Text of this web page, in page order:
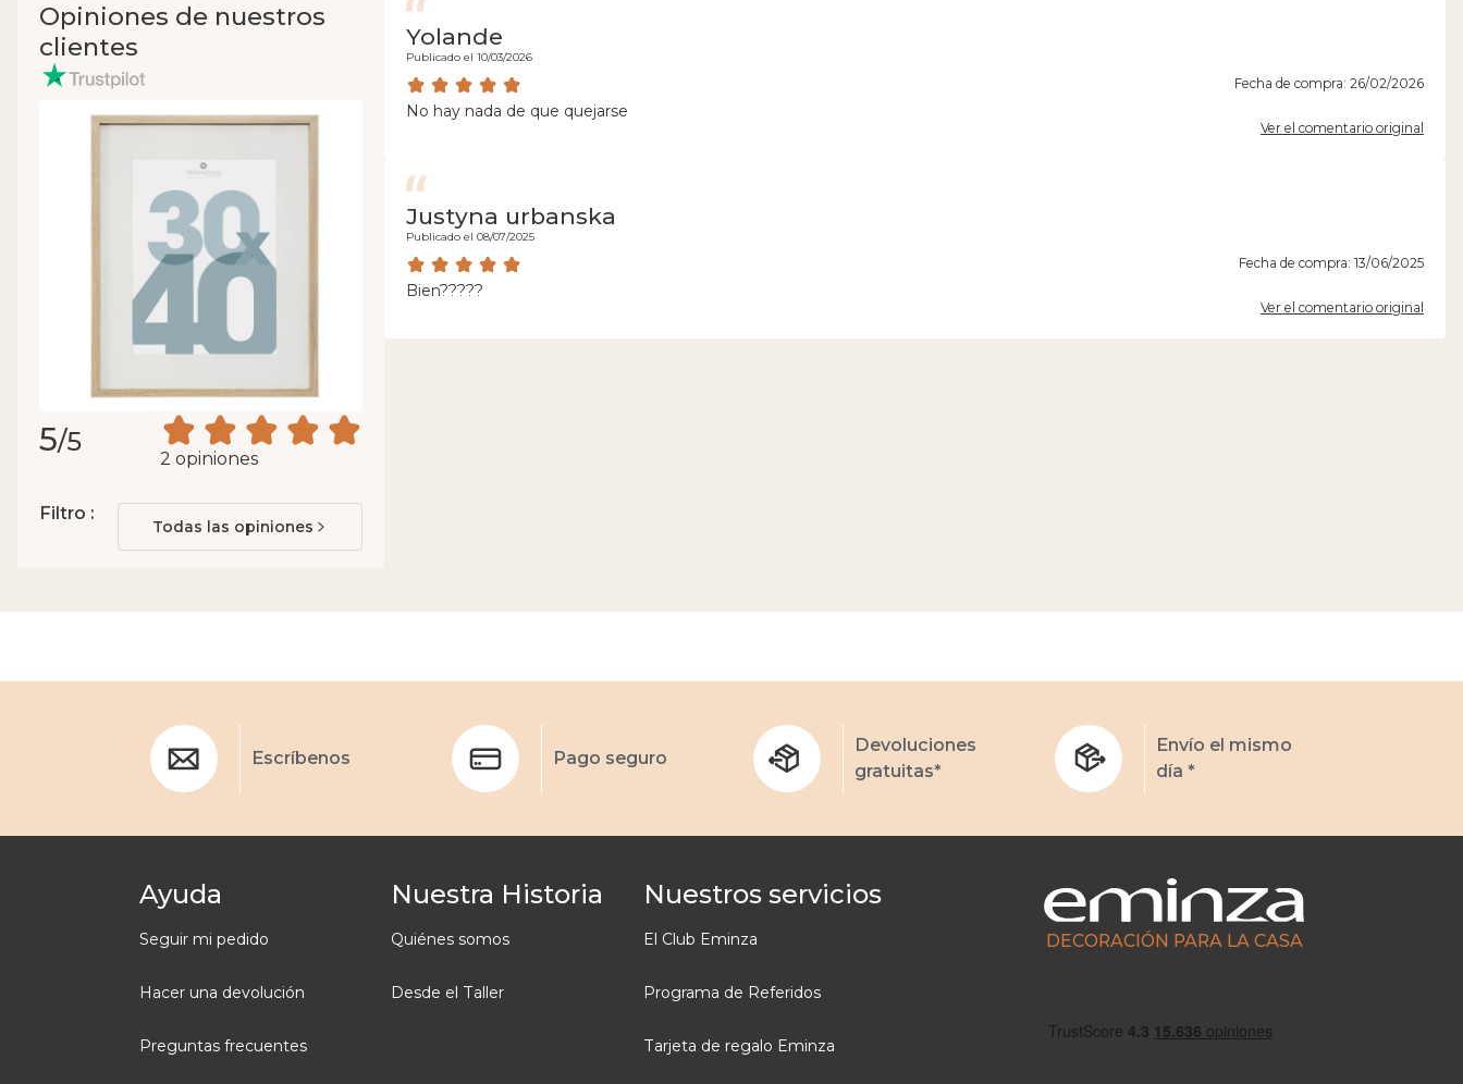
Opiniones de nuestros
clientes
5/5
2 opiniones
Filtro :
Todas las opiniones
Yolande
Publicado el 10/03/2026
Fecha de compra: 26/02/2026
No hay nada de que quejarse
Ver el comentario original
Justyna urbanska
Publicado el 08/07/2025
Fecha de compra: 13/06/2025
Bien?????
Ver el comentario original
Escríbenos Pago seguro
Devoluciones
gratuitas*
Envío el mismo
día *
Ayuda
Seguir mi pedido
Hacer una devolución
Preguntas frecuentes
Nuestra Historia
Quiénes somos
Desde el Taller
Nuestros servicios
El Club Eminza
Programa de Referidos
Tarjeta de regalo Eminza
DECORACIÓN PARA LA CASA